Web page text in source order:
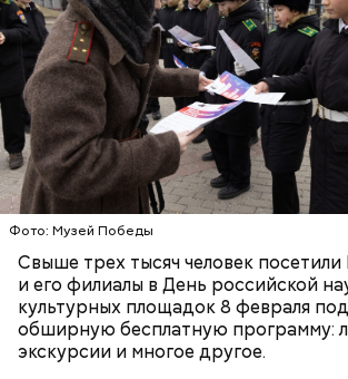
Фото: Музей Победы
Свыше трех тысяч человек
и его филиалы в День российской
культурных площадок 8 февраля
обширную бесплатную программу:
экскурсии и многое другое.
Где проходит
булгаковед — о
экранизации
Маргариты»
Большой Гнездниковский
Метароман не
удивит новая
«Мастера и